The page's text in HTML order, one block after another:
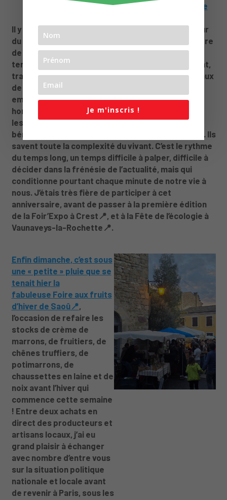
nationale de France
Il y a quarante ans, en 1985, la France créait au cœur
du Vercors, la plus vaste réserve naturelle terrestre
de métropole. La Réserve du Vercors n’est pas un
territoire mis sous cloche. C’est un territoire vivant,
traversé par les pas des randonneurs, les troupeaux
de brebis, le vol des vautours et, parfois, les
empreintes du loup ou du lagopède alpin. Ici, les
hommes et les femmes qui vivent de la montagne,
les bergers, les naturalistes, les gardes, les
bénévoles, forment une communauté de vigilance. Ils
savent toute la complexité du vivant. C’est le rythme
du temps long, un temps difficile à palper, difficile à
décider dans la frénésie de l’actualité, mais qui
conditionne pourtant chaque minute de notre vie à
nous. J’étais très fière de participer à cet
anniversaire, avant de passer à la première édition
de la Foir’Expo à Crest 📍, et à la Fête de l’écologie à
Vaunaveys-la-Rochette 📍.
Enfin dimanche, c’est sous
une « petite » pluie que se
tenait hier la
fabuleuse Foire aux fruits
d’hiver de Saoû📍,
l’occasion de refaire les
stocks de crème de
marrons, de fruitiers, de
chênes truffiers, de
potimarrons, de
chaussettes en laine et de
noix avant l’hiver qui
commence cette semaine
! Entre deux achats en
direct des producteurs et
artisans locaux, j’ai eu
grand plaisir à échanger
avec nombre d’entre vous
sur la situation politique
nationale et locale avant
de revenir à Paris, sous les
Je m'inscris !